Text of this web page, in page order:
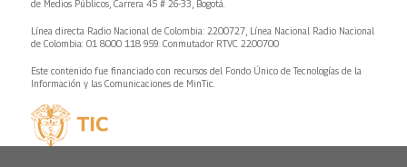
de Medios Públicos, Carrera 45 # 26-33, Bogotá.
Línea directa Radio Nacional de Colombia: 2200727, Línea Nacional Radio Nacional
de Colombia: 01 8000 118 959. Conmutador RTVC 2200700
Este contenido fue financiado con recursos del Fondo Único de Tecnologías de la
Información y las Comunicaciones de MinTic.